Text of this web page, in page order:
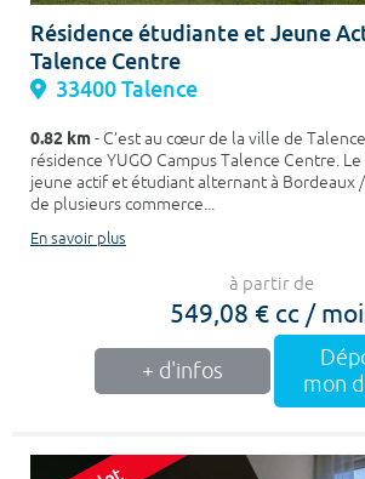
Résidence étudiante et Jeune
Talence Centre
33400 Talence
0.82 km- C’est au cœur de la ville de
résidence YUGO Campus Talence Centre.
jeune actif et étudiant alternant à Bordeaux
de plusieurs commerce...
En savoir plus
à partir de
549,08 € cc /
+ d'infos
mon